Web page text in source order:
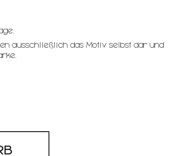
ausschließlich das Motiv selbst dar und